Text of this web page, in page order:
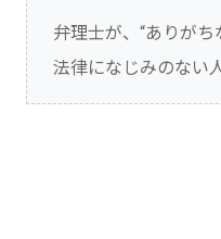
弁理士が、“ありが
法律になじみのない